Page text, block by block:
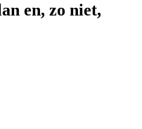
en, zo niet,